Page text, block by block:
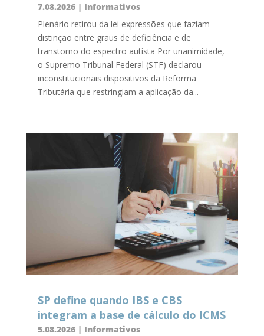
7.08.2026| Informativos
Plenário retirou da lei expressões que faziam
distinção entre graus de deficiência e de
transtorno do espectro autista Por unanimidade,
o Supremo Tribunal Federal (STF) declarou
inconstitucionais dispositivos da Reforma
Tributária que restringiam a aplicação da...
SP define quando IBS e CBS
integram a base de cálculo do ICMS
5.08.2026| Informativos